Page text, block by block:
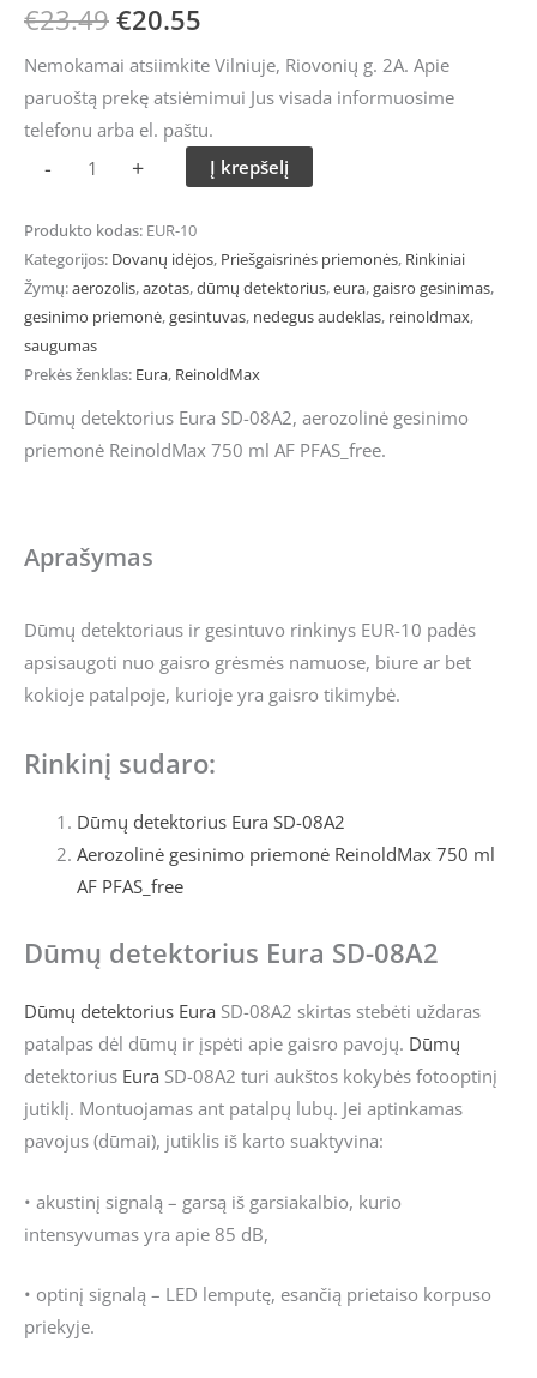
€23.49 €20.55
Nemokamai atsiimkite Vilniuje, Riovonių g. 2A. Apie
paruoštą prekę atsiėmimui Jus visada informuosime
telefonu arba el. paštu.
- + Į krepšelį
Produkto kodas: EUR-10
Kategorijos: Dovanų idėjos, Priešgaisrinės priemonės, Rinkiniai
Žymų:aerozolis,azotas,dūmų detektorius,eura,gaisro gesinimas,
gesinimo priemonė,gesintuvas, nedegus audeklas, reinoldmax,
saugumas
Prekės ženklas: Eura, ReinoldMax
Dūmų detektorius Eura SD-08A2, aerozolinė gesinimo
priemonė ReinoldMax 750 ml AF PFAS_free.
Aprašymas
Dūmų detektoriaus ir gesintuvo rinkinys EUR-10 padės
apsisaugoti nuo gaisro grėsmės namuose, biure ar bet
kokioje patalpoje, kurioje yra gaisro tikimybė.
Rinkinį sudaro:
Dūmų detektorius Eura SD-08A2
Aerozolinė gesinimo priemonė ReinoldMax 750 ml
AF PFAS_free
Dūmų detektorius Eura SD-08A2
Dūmų detektorius Eura SD-08A2 skirtas stebėti uždaras
patalpas dėl dūmų ir įspėti apie gaisro pavojų. Dūmų
detektorius Eura SD-08A2 turi aukštos kokybės fotooptinį
jutiklį. Montuojamas ant patalpų lubų. Jei aptinkamas
pavojus (dūmai), jutiklis iš karto suaktyvina:
• akustinį signalą – garsą iš garsiakalbio, kurio
intensyvumas yra apie 85 dB,
• optinį signalą – LED lemputę, esančią prietaiso korpuso
priekyje.